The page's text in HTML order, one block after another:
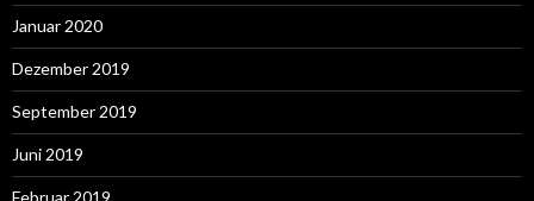
Januar 2020
Dezember 2019
September 2019
Juni 2019